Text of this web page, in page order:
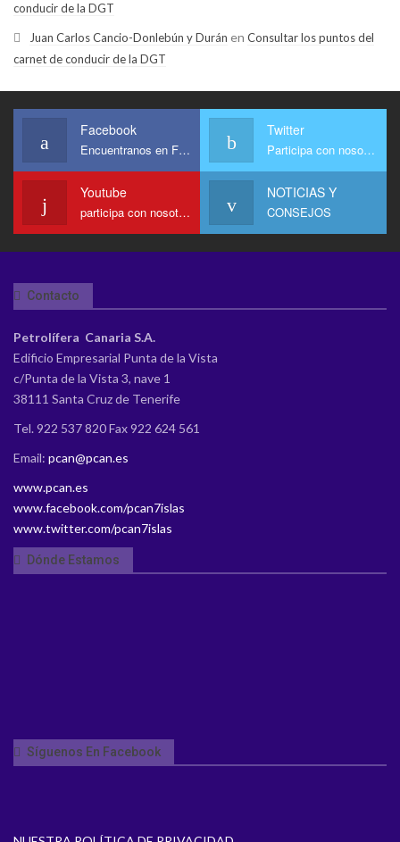
conducir de la DGT
Juan Carlos Cancio-Donlebún y Durán en Consultar los puntos del
carnet de conducir de la DGT
Facebook
Encuentranos en Facebook
Twitter
Participa con nosotros
Youtube
participa con nosotros en Youtube
NOTICIAS Y
CONSEJOS
Contacto
Petrolífera Canaria S.A.
Edificio Empresarial Punta de la Vista
c/Punta de la Vista 3, nave 1
38111 Santa Cruz de Tenerife
Tel. 922 537 820 Fax 922 624 561
Email: pcan@pcan.es
www.pcan.es
www.facebook.com/pcan7islas
www.twitter.com/pcan7islas
Dónde Estamos
Síguenos En Facebook